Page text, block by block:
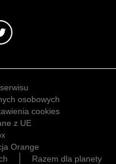
osobowych
cookies
z UE
Orange
Razem dla planety